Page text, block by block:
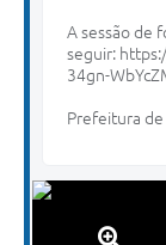
A sessão de
seguir:
34gn-
Prefeitura